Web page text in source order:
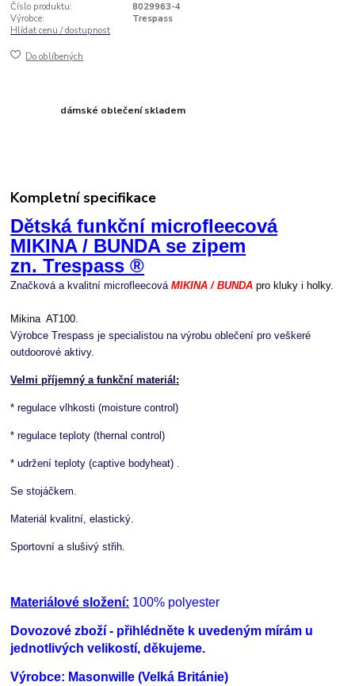
Číslo produktu:
8029963-4
Výrobce:
Trespass
Hlídat cenu / dostupnost
Do oblíbených
dámské oblečení skladem
Kompletní specifikace
Dětská funkční microfleecová
MIKINA / BUNDA se zipem
zn. Trespass ®
Značková a kvalitní microfleecováMIKINA / BUNDApro kluky i holky.
Mikina AT100.
VýrobceTrespassje specialistou na výrobu oblečení pro veškeré
outdoorové aktivy.
Velmi příjemný a funkční materiál:
* regulace vlhkosti (moisture control)
* regulace teploty (thernal control)
* udržení teploty (captive bodyheat) .
Se stojáčkem.
Materiál kvalitní, elastický.
Sportovní a slušivý střih.
Materiálové složení: 100% polyester
Dovozové zboží - přihlédněte k uvedeným mírám u
jednotlivých velikostí, děkujeme.
Výrobce: Masonwille (Velká Británie)